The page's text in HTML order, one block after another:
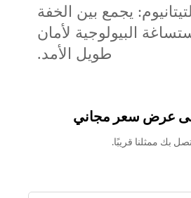
يجمع بين الخفة
البيولوجية لأمان
طويل الأمد.
عرض سعر مجاني
بك ممثلنا قريبًا.